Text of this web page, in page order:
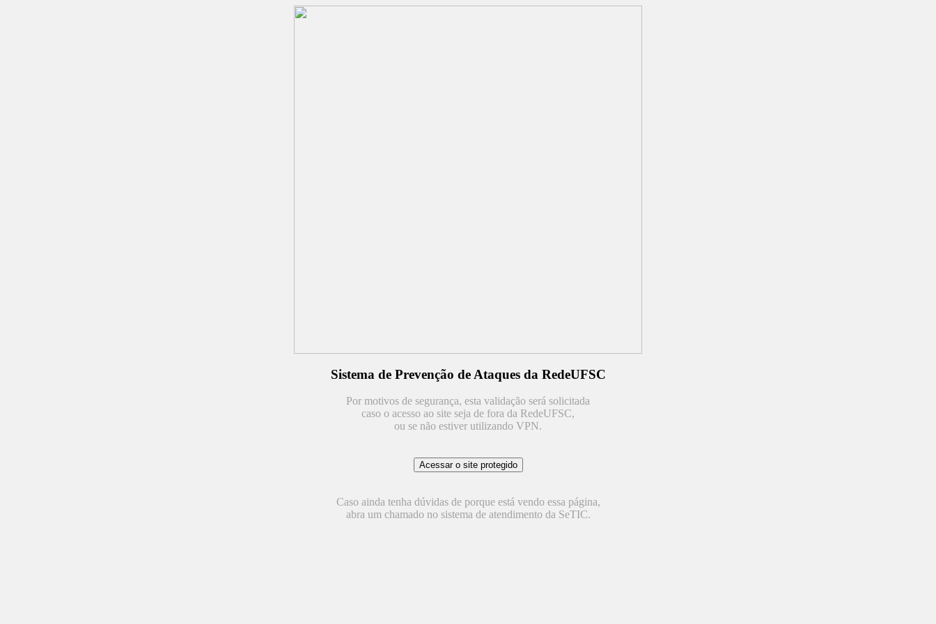
Sistema de Prevenção de Ataques da RedeUFSC
Por motivos de segurança, esta validação será solicitada
caso o acesso ao site seja de fora da RedeUFSC,
ou se não estiver utilizando VPN.
Caso ainda tenha dúvidas de porque está vendo essa página,
abra um chamado no sistema de atendimento da SeTIC.